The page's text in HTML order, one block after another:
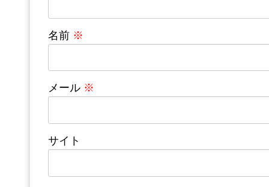
名前 ※
メール ※
サイト